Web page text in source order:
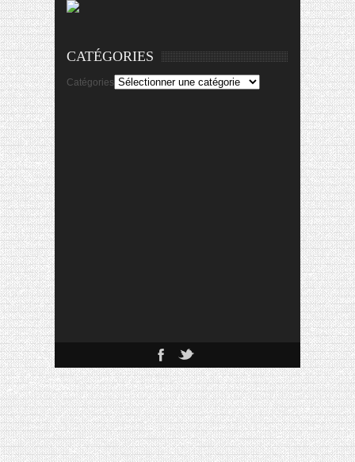
CATÉGORIES
Catégories